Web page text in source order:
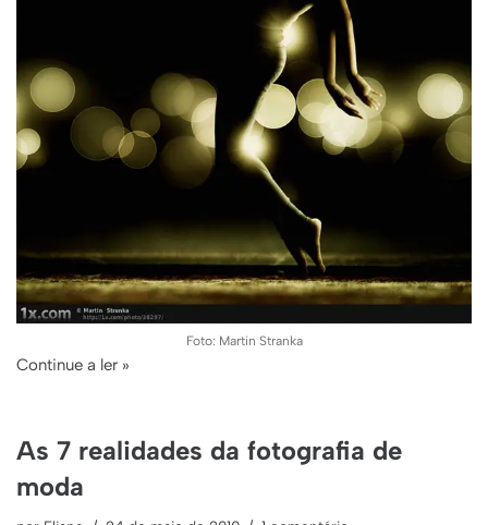
Foto: Martin Stranka
Continue a ler »
As 7 realidades da fotografia de
moda